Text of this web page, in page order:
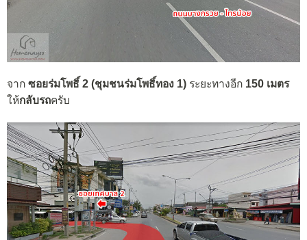
จาก ซอยร่มโพธิ์ 2 (ชุมชนร่มโพธิ์ทอง 1) ระยะทางอีก 150 เมตร
ให้กลับรถครับ